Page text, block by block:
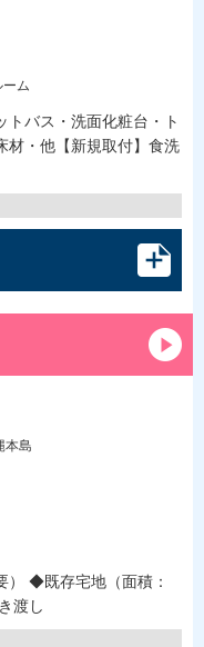
ム
トバス・洗面化粧台・ト
・他【新規取付】食洗
本島
） ◆既存宅地（面積：
渡し